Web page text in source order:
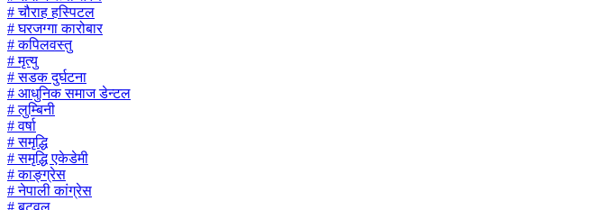
# चौराह हस्पिटल
# घरजग्गा कारोबार
# कपिलवस्तु
# मृत्यु
# सडक दुर्घटना
# आधुनिक समाज डेन्टल
# लुम्बिनी
# वर्षा
# समृद्धि
# समृद्धि एकेडेमी
# काङ्ग्रेस
# नेपाली कांग्रेस
# बुटवल